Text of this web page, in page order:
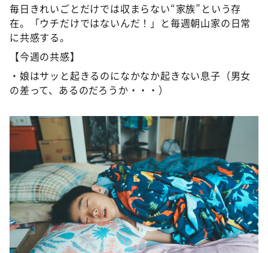
ＬＩＦＥ～夢のカタチ～
新婚さんいらっしゃい！
ポツンと一軒家
ザキ山小屋本館
アナ回覧板
毎日きれいごとだけでは収まらない“家族”という存
在。「ウチだけではないんだ！」と毎週朝山家の日常
に共感する。
【今週の共感】
・娘はサッと起きるのになかなか起きない息子（男女
の差って、あるのだろうか・・・）